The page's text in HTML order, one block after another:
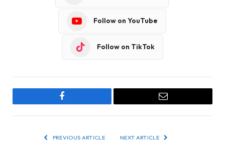
Follow on YouTube
Follow on TikTok
Facebook Email
PREVIOUS ARTICLE NEXT ARTICLE